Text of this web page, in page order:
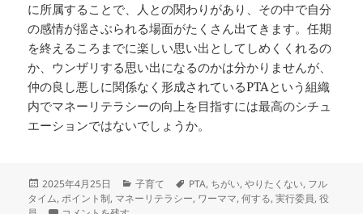
に所属することで、人との関わりがあり、その中で自分
の感情が揺さぶられる場面がたくさん出てきます。任期
を終えるころまでに楽しい思い出としてしめくくれるの
か、ウンザリする思い出になるのかは分かりませんが、
仲の良し悪しに関係なく形成されているPTAという組織
内でマネーリテラシーの向上を目指すには最高のシチュ
エーションではないでしょうか。
投
稿
2025年4月25日
カ
テ
子育て
タ
グ
PTA, ちがい,やりたくない, フル
タイム,ポイント制, マネーリテラシー, ワーママ,何する,実行委員,役